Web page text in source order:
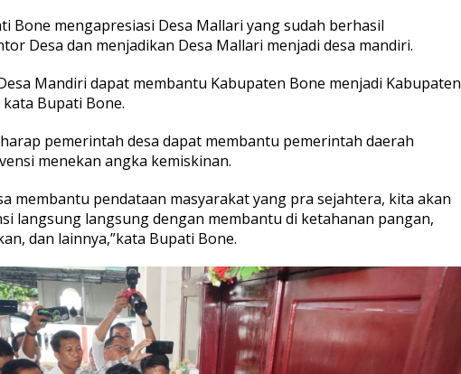
Bone mengapresiasi Desa Mallari yang sudah berhasil
Desa dan menjadikan Desa Mallari menjadi desa mandiri.
Mandiri dapat membantu Kabupaten Bone menjadi Kabupaten
Bupati Bone.
pemerintah desa dapat membantu pemerintah daerah
menekan angka kemiskinan.
membantu pendataan masyarakat yang pra sejahtera, kita akan
langsung langsung dengan membantu di ketahanan pangan,
dan lainnya,”kata Bupati Bone.